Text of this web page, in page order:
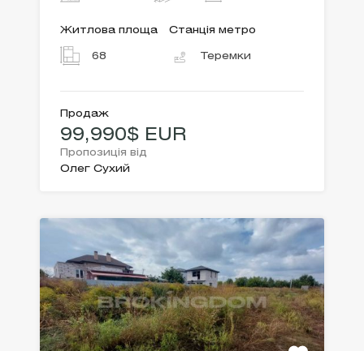
Житлова площа
68
Станція метро
Теремки
Продаж
99,990$ EUR
Пропозиція від
Олег Сухий